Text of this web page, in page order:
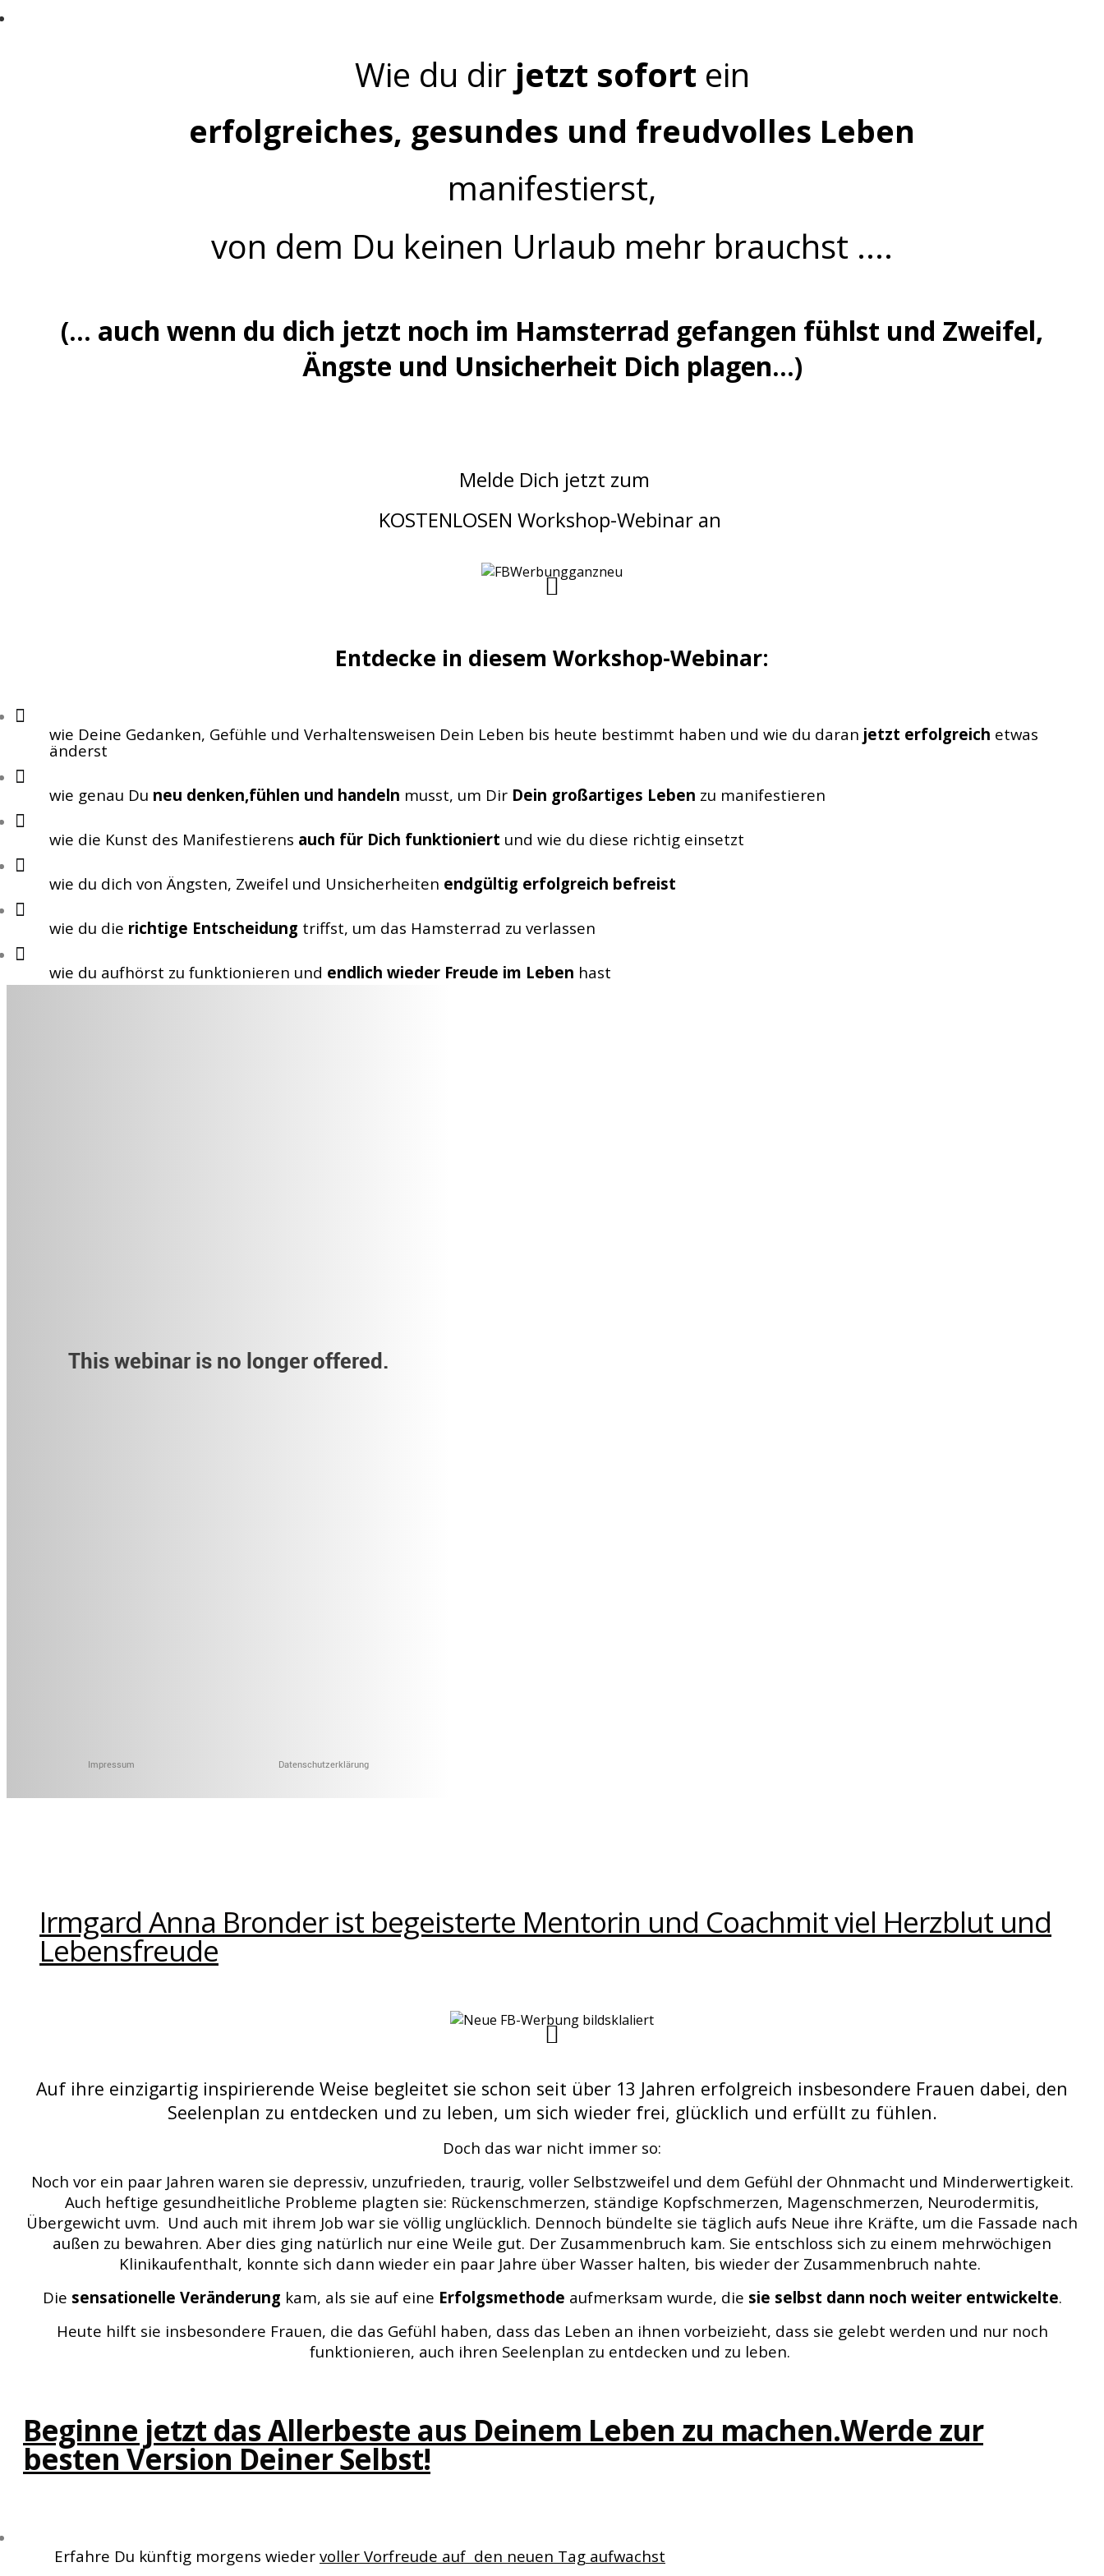
Wie du dirjetzt sofort ein
erfolgreiches, gesundes und freudvolles Leben
manifestierst,
von dem Du keinen Urlaub mehr brauchst ....
(... auch wenn du dich jetzt noch im Hamsterrad gefangen fühlst und Zweifel,
Ängste und Unsicherheit Dich plagen...)
Melde Dich jetzt zum
KOSTENLOSEN Workshop-Webinar an
Entdecke in diesem Workshop-Webinar:
wie Deine Gedanken, Gefühle und Verhaltensweisen Dein Leben bis heute bestimmt haben und wie du daran jetzt erfolgreich etwas
änderst
wie genau Du neu denken,fühlen und handeln musst, um Dir Dein großartiges Leben zu manifestieren
wie die Kunst des Manifestierens auch für Dich funktioniert und wie du diese richtig einsetzt
wie du dich von Ängsten, Zweifel und Unsicherheiten endgültig erfolgreich befreist
wie du die richtige Entscheidung triffst, um das Hamsterrad zu verlassen
wie du aufhörst zu funktionieren und endlich wieder Freude im Leben hast
Irmgard Anna Bronder ist begeisterte Mentorin und Coachmit viel Herzblut und
Lebensfreude
Auf ihre einzigartig inspirierende Weise begleitet sie schon seit über 13 Jahren erfolgreich insbesondere Frauen dabei, den
Seelenplan zu entdecken und zu leben, um sich wieder frei, glücklich und erfüllt zu fühlen.
Doch das war nicht immer so:
Noch vor ein paar Jahren waren sie depressiv, unzufrieden, traurig, voller Selbstzweifel und dem Gefühl der Ohnmacht und Minderwertigkeit.
Auch heftige gesundheitliche Probleme plagten sie: Rückenschmerzen, ständige Kopfschmerzen, Magenschmerzen, Neurodermitis,
Übergewicht uvm. Und auch mit ihrem Job war sie völlig unglücklich. Dennoch bündelte sie täglich aufs Neue ihre Kräfte, um die Fassade nach
außen zu bewahren. Aber dies ging natürlich nur eine Weile gut. Der Zusammenbruch kam. Sie entschloss sich zu einem mehrwöchigen
Klinikaufenthalt, konnte sich dann wieder ein paar Jahre über Wasser halten, bis wieder der Zusammenbruch nahte.
Die sensationelle Veränderung kam, als sie auf eine Erfolgsmethode aufmerksam wurde, die sie selbst dann noch weiter entwickelte.
Heute hilft sie insbesondere Frauen, die das Gefühl haben, dass das Leben an ihnen vorbeizieht, dass sie gelebt werden und nur noch
funktionieren, auch ihren Seelenplan zu entdecken und zu leben.
Beginne jetzt das Allerbeste aus Deinem Leben zu machen.Werde zur
besten Version Deiner Selbst!
Erfahre Du künftig morgens wieder voller Vorfreude auf den neuen Tag aufwachst